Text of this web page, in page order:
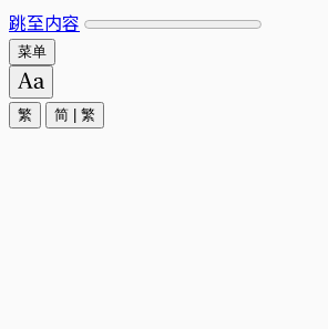
跳至内容
菜单
繁 简 繁